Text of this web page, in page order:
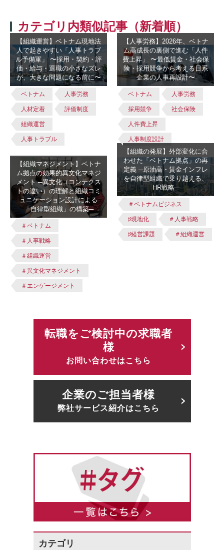
カテゴリ内類似記事（新着順）
【組織運営】ベトナム現地法
人で起きやすい「人事トラブ
ル予備軍」 〜採用・契約・評
価・給与・退職の小さなズレ
が、大きな問題になる前に〜
ベトナム 人事労務
人材定着 評価制度
組織運営
人事トラブル
【人事労務】2026年、ベトナ
ム高成長の裏側で進む「人件
費上昇」 〜最低賃金・社会保
険・採用競争から考える日系
企業の人事再設計〜
ベトナム 人事労務
採用競争 社会保険
人件費上昇
人事制度設計
【組織マネジメント】ベトナ
ム拠点の効果的異文化マネジ
メント ─異文化（コンテクス
トの違い）の理解と組織コミ
ュニケーション設計による
「自律型組織」の構築─
＃ベトナム
＃人事戦略
＃組織運営
＃異文化マネジメント
＃エンゲージメント
【組織の発展】外部変化に合
わせた「ベトナム拠点」の再
定義 ─原油高・賃金インフレ
を自律型組織で乗り越える、
HR戦略─
＃ベトナムビジネス
♯現地化 ＃人事戦略
♯経営課題 ＃組織運営
転職をご検討中の求職者
様
お問い合わせはこちら
企業のご担当者様
弊社サービス紹介はこちら
カテゴリ